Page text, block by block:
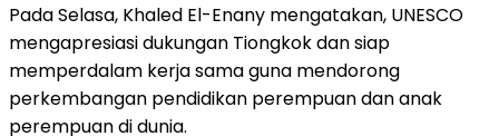
Pada Selasa, Khaled El-Enany mengatakan, UNESCO
mengapresiasi dukungan Tiongkok dan siap
memperdalam kerja sama guna mendorong
perkembangan pendidikan perempuan dan anak
perempuan di dunia.